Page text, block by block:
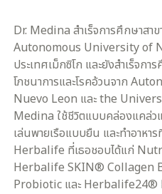
Dr. Medina สำเร็จการศึกษาสา
Autonomous University of
ประเทศเม็กซิโก และยังสำเร็จก
โภชนาการและโรคอ้วนจาก
Nuevo Leon และ the
Medina ใช้ชีวิตแบบคล่องแคล่ว
เล่นพายเรือแบบยืน และทำอาห
Herbalife ที่เธอชอบได้แก่
Herbalife SKIN® Collagen
Probiotic และ